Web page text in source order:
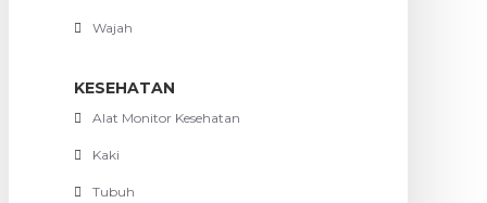
Wajah
KESEHATAN
Alat Monitor Kesehatan
Kaki
Tubuh